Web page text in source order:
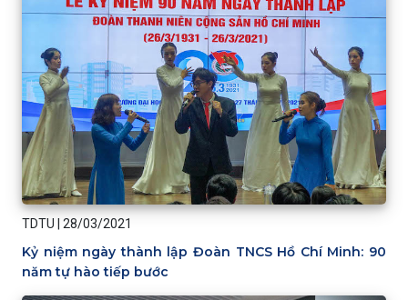
TDTU 28/03/2021
Kỷ niệm ngày thành lập Đoàn TNCS Hồ Chí Minh: 90
năm tự hào tiếp bước